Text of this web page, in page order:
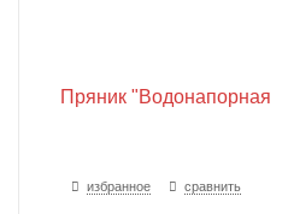
избранное сравнить